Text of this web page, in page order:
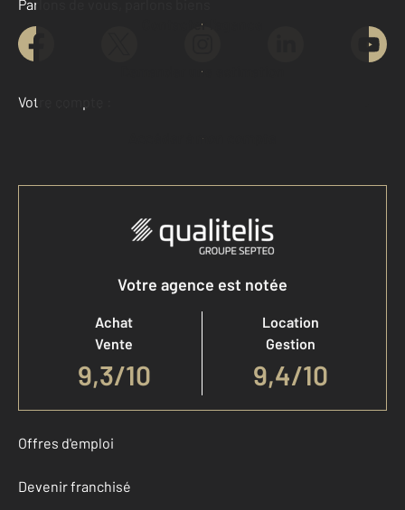
Contacter l'agence
Demander une estimation
Parlons de vous, parlons biens
Votre compte :
Accéder à mon compte
Votre agence est notée
Achat
Vente
9,3/10
Location
Gestion
9,4/10
Offres d'emploi
Devenir franchisé